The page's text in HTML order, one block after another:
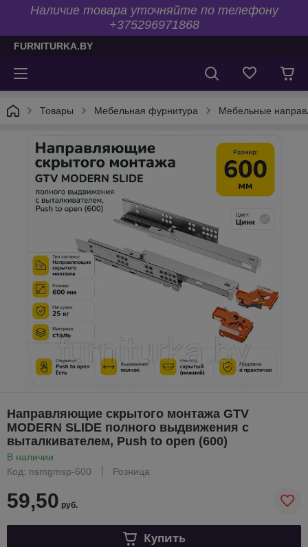
Наличие товара уточняйте по телефону
+375296971868
FURNITURKA.BY
Товары Мебельная фурнитура Мебельные
Направляющие скрытого монтажа GTV
MODERN SLIDE полного выдвижения с
выталкивателем, Push to open (600)
В наличии
Код: nsmgmsp-600
Розница
59,50 руб.
Купить